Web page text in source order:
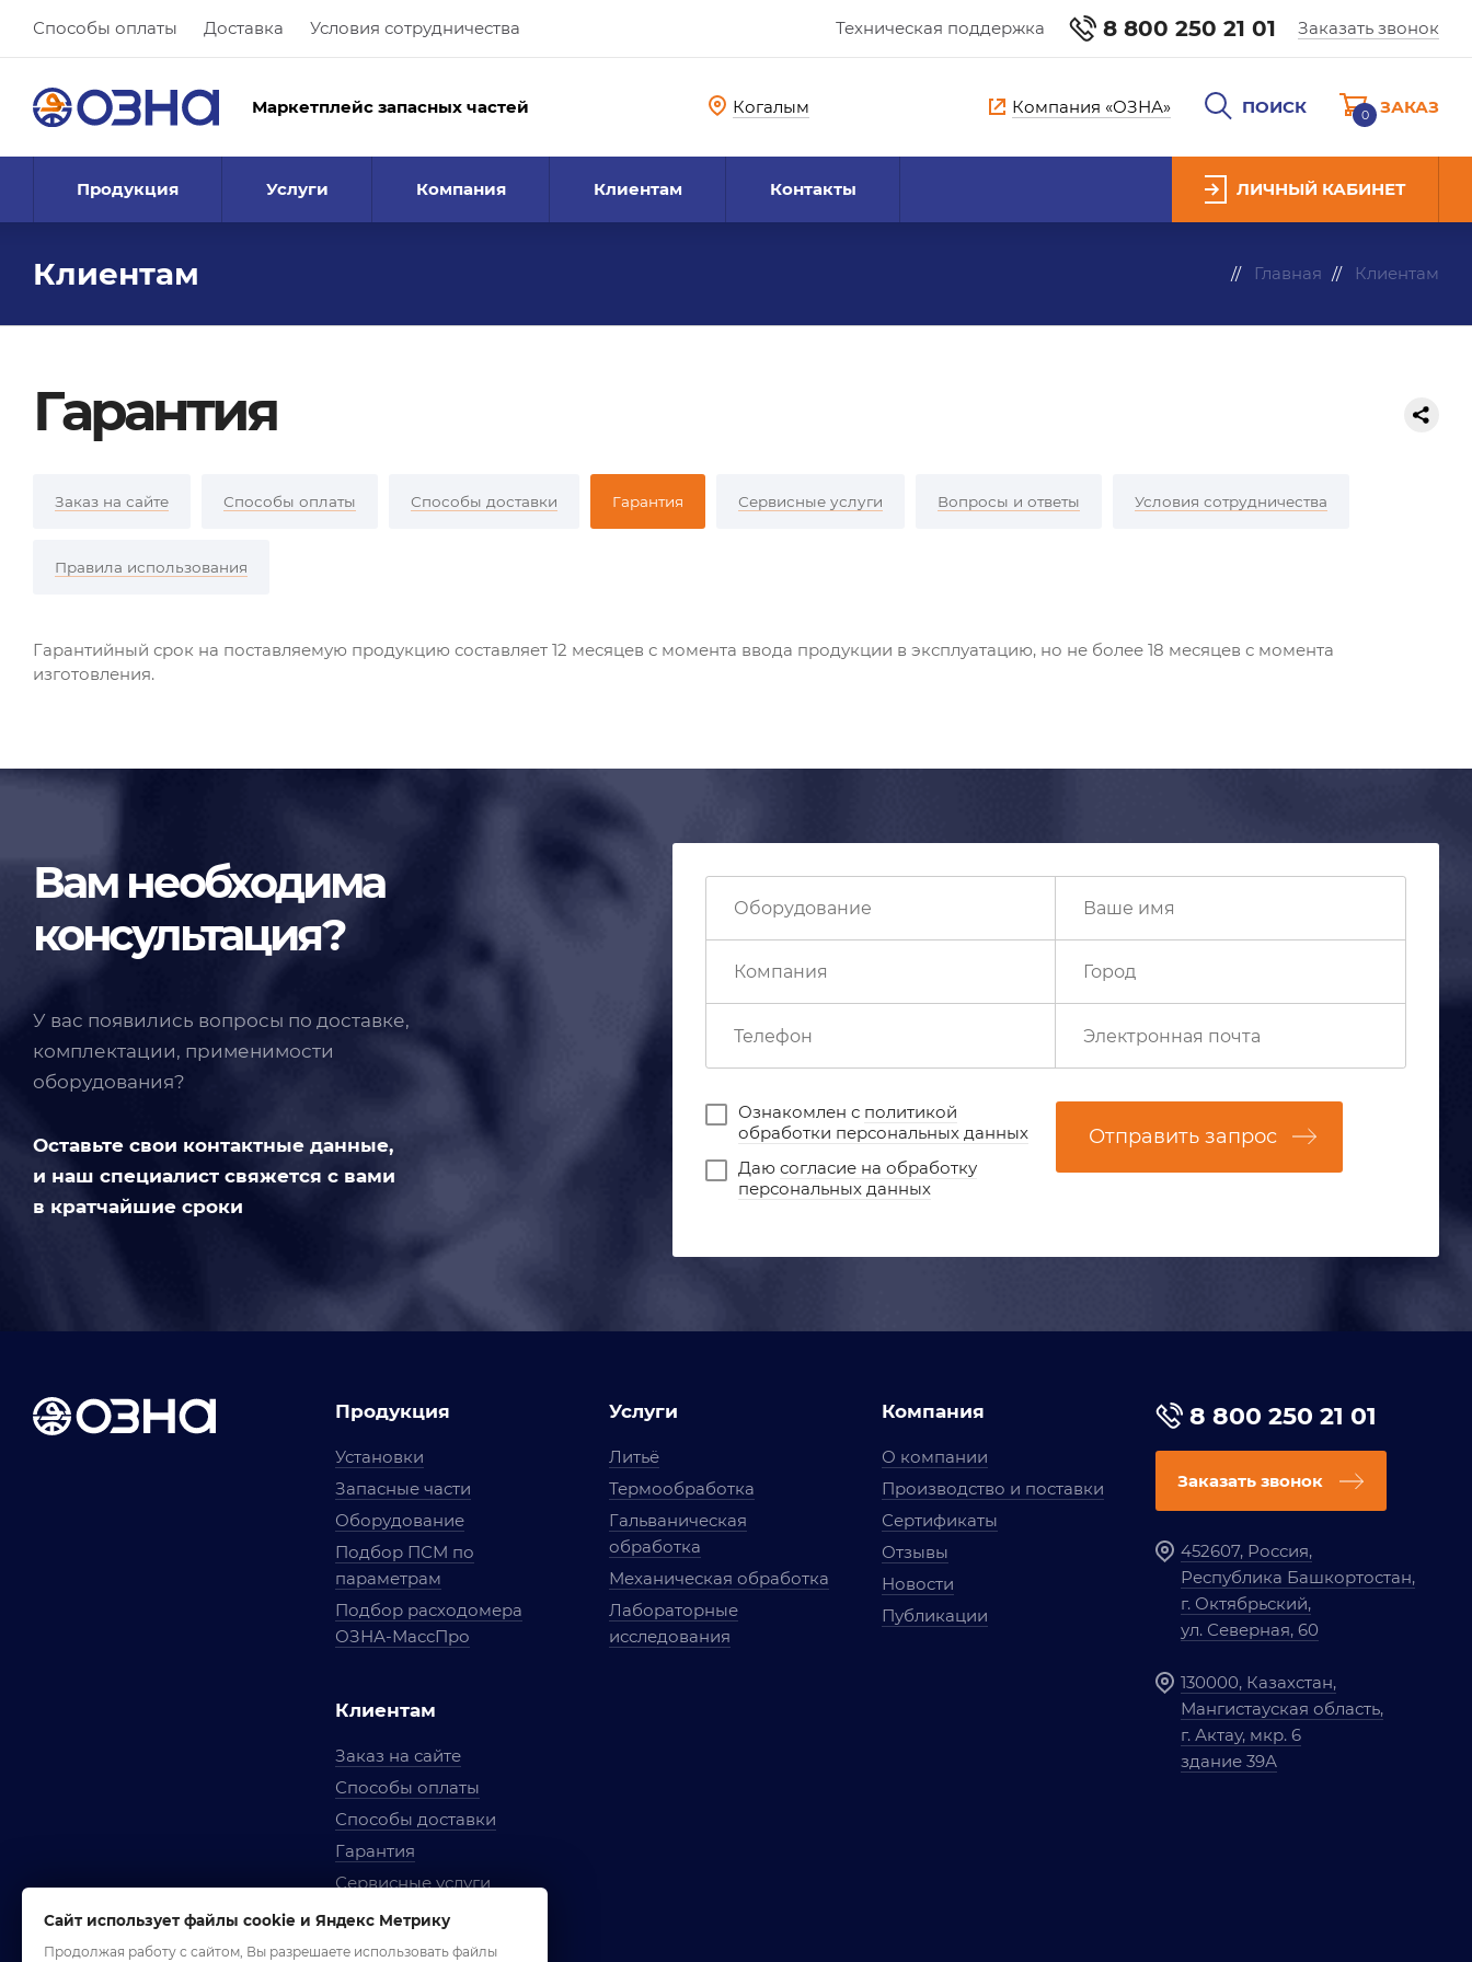
Способы оплаты Доставка Условия сотрудничества Техническая поддержка 8 800 250 21 01 Заказать звонок
Маркетплейс запасных частей Когалым Компания «ОЗНА» ПОИСК 0 ЗАКАЗ
Продукция Услуги Компания Клиентам Контакты ЛИЧНЫЙ КАБИНЕТ
Клиентам Главная Клиентам
Гарантия
Заказ на сайте Способы оплаты Способы доставки Гарантия Сервисные услуги Вопросы и ответы Условия сотрудничества
Правила использования
Гарантийный срок на поставляемую продукцию составляет 12 месяцев с момента ввода продукции в эксплуатацию, но не более 18 месяцев с момента
изготовления.
Вам необходима
консультация?
У вас появились вопросы по доставке,
комплектации, применимости
оборудования?
Оставьте свои контактные данные,
и наш специалист свяжется с вами
в кратчайшие сроки
Ознакомлен с политикой
обработки персональных данных
Даю согласие на обработку
персональных данных
Отправить запрос
Продукция
Установки
Запасные части
Оборудование
Подбор ПСМ по
параметрам
Подбор расходомера
ОЗНА-МассПро
Клиентам
Заказ на сайте
Способы оплаты
Способы доставки
Гарантия
Сервисные услуги
Вопросы и ответы
Условия сотрудничества
Услуги
Литьё
Термообработка
Гальваническая
обработка
Механическая обработка
Лабораторные
исследования
Компания
О компании
Производство и поставки
Сертификаты
Отзывы
Новости
Публикации
8 800 250 21 01
Заказать звонок
452607, Россия,
Республика Башкортостан,
г. Октябрьский,
ул. Северная, 60
130000, Казахстан,
Мангистауская область,
г. Актау, мкр. 6
здание 39А
Сайт использует файлы cookie и Яндекс Метрику
Продолжая работу с сайтом, Вы разрешаете использовать файлы